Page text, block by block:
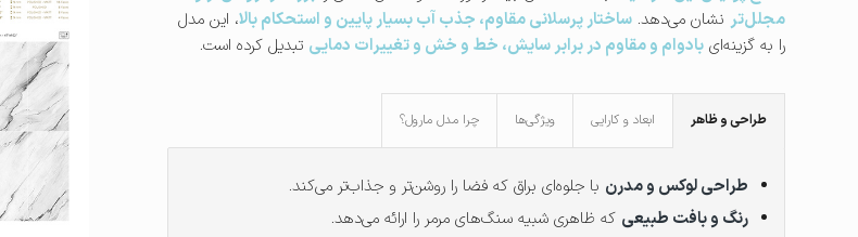
مجلل‌تر نشان می‌دهد. ساختار پرسلانی مقاوم، جذب آب بسیار پایین و استحکام بالا، این مدل
را به گزینه‌ای بادوام و مقاوم در برابر سایش، خط و خش و تغییرات دمایی تبدیل کرده است.
طراحی و ظاهر ابعاد و کارایی ویژگی‌ها چرا مدل مارول؟
طراحی لوکس و مدرن با جلوه‌ای براق که فضا را روشن‌تر و جذاب‌تر می‌کند.
رنگ و بافت طبیعی که ظاهری شبیه سنگ‌های مرمر را ارائه می‌دهد.